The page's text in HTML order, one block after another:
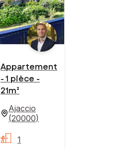
Appartement
- 1 pièce -
21m²
Ajaccio
(20000)
1